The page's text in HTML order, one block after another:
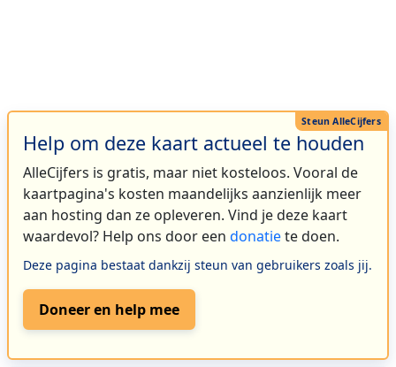
Help om deze kaart actueel te houden
AlleCijfers is gratis, maar niet kosteloos. Vooral de
kaartpagina's kosten maandelijks aanzienlijk meer
aan hosting dan ze opleveren. Vind je deze kaart
waardevol? Help ons door een donatiete doen.
Deze pagina bestaat dankzij steun van gebruikers zoals jij.
Doneer en help mee